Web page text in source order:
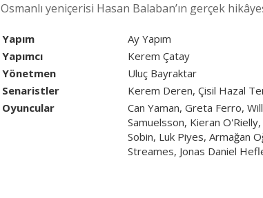
Osmanlı yeniçerisi Hasan Balaban’ın gerçek
Yapım
Ay Yapım
Yapımcı
Kerem Çatay
Yönetmen
Uluç Bayraktar
Senaristler
Kerem Deren, Çisil Hazal
Oyuncular
Can Yaman, Greta Ferro,
Samuelsson, Kieran
Sobin, Luk Piyes, Armağan
Streames, Jonas Daniel